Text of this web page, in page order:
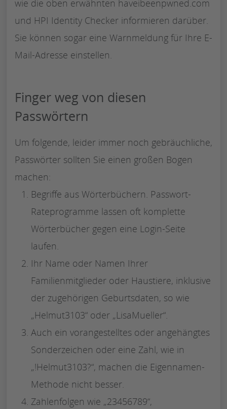
wie die oben erwähnten haveibeenpwned.com
und HPI Identity Checker informieren darüber.
Sie können sogar eine Warnmeldung für Ihre E-
Mail-Adresse einstellen.
Finger weg von diesen
Passwörtern
Um folgende, leider immer noch gebräuchliche,
Passwörter sollten Sie einen großen Bogen
machen:
Begriffe aus Wörterbüchern. Passwort-
Rateprogramme lassen oft komplette
Wörterbücher gegen eine Login-Seite
laufen.
Ihr Name oder Namen Ihrer
Familienmitglieder oder Haustiere, inklusive
der zugehörigen Geburtsdaten, so wie
„Helmut3103“ oder „LisaMueller“.
Auch ein vorangestelltes oder angehängtes
Sonderzeichen oder eine Zahl, wie in
„!Helmut3103?“, machen die Eigennamen-
Methode nicht besser.
Zahlenfolgen wie „23456789“,